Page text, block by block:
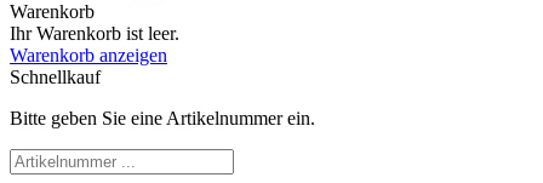
Warenkorb
Ihr Warenkorb ist leer.
Warenkorb anzeigen
Schnellkauf
Bitte geben Sie eine Artikelnummer ein.